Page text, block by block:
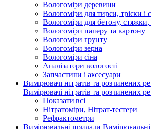
Вологоміри деревини
Вологоміри для тирси, тріски і
Вологоміри для бетону, стяжки,
Вологоміри паперу та картону
Вологоміри грунту
Вологоміри зерна
Вологоміри сіна
Аналізатори вологості
Запчастини і аксесуари
Вимірювачі нітратів та розчинених
Вимірювачі нітратів та розчинених
Показати всі
Нітратоміри, Нітрат-тестери
Рефрактометри
Вимірювальні прилади